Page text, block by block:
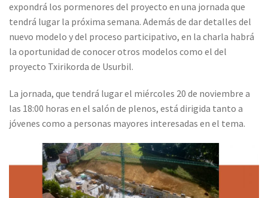
expondrá los pormenores del proyecto en una jornada que
tendrá lugar la próxima semana. Además de dar detalles del
nuevo modelo y del proceso participativo, en la charla habrá
la oportunidad de conocer otros modelos como el del
proyecto Txirikorda de Usurbil.
La jornada, que tendrá lugar el miércoles 20 de noviembre a
las 18:00 horas en el salón de plenos, está dirigida tanto a
jóvenes como a personas mayores interesadas en el tema.